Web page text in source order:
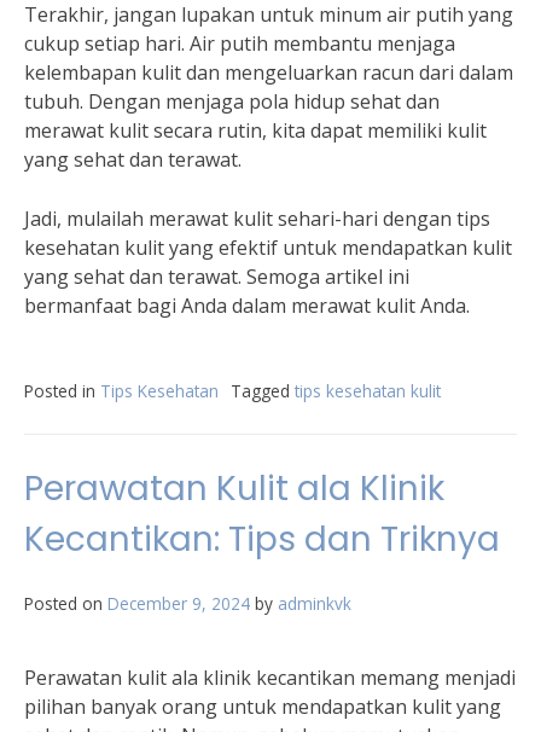
Terakhir, jangan lupakan untuk minum air putih yang
cukup setiap hari. Air putih membantu menjaga
kelembapan kulit dan mengeluarkan racun dari dalam
tubuh. Dengan menjaga pola hidup sehat dan
merawat kulit secara rutin, kita dapat memiliki kulit
yang sehat dan terawat.
Jadi, mulailah merawat kulit sehari-hari dengan tips
kesehatan kulit yang efektif untuk mendapatkan kulit
yang sehat dan terawat. Semoga artikel ini
bermanfaat bagi Anda dalam merawat kulit Anda.
Posted in Tips Kesehatan Tagged tips kesehatan kulit
Perawatan Kulit ala Klinik
Kecantikan: Tips dan Triknya
Posted on December 9, 2024 by adminkvk
Perawatan kulit ala klinik kecantikan memang menjadi
pilihan banyak orang untuk mendapatkan kulit yang